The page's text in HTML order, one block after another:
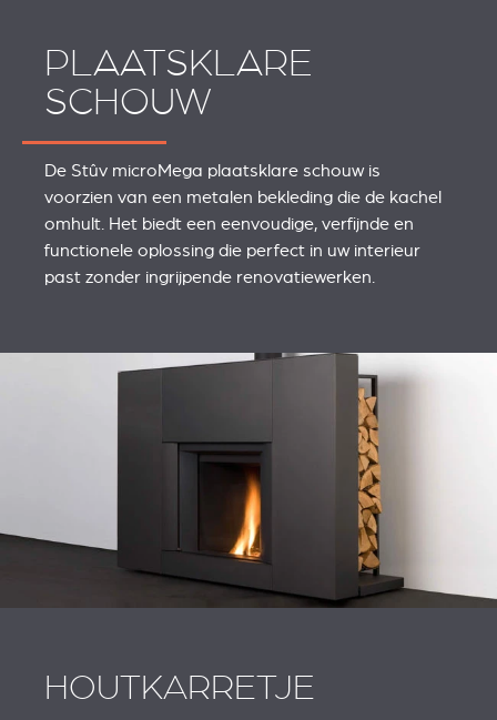
PLAATSKLARE
SCHOUW
De Stûv microMega plaatsklare schouw is
voorzien van een metalen bekleding die de kachel
omhult. Het biedt een eenvoudige, verfijnde en
functionele oplossing die perfect in uw interieur
past zonder ingrijpende renovatiewerken.
HOUTKARRETJE